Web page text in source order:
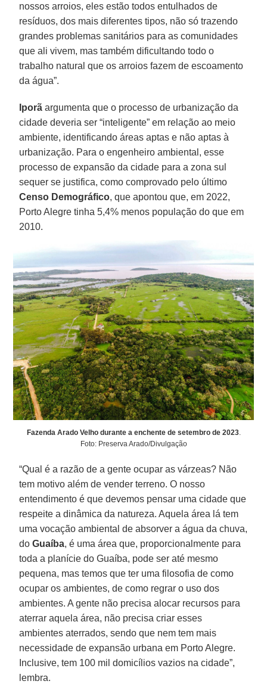
nossos arroios, eles estão todos entulhados de
resíduos, dos mais diferentes tipos, não só trazendo
grandes problemas sanitários para as comunidades
que ali vivem, mas também dificultando todo o
trabalho natural que os arroios fazem de escoamento
da água”.
Iporã argumenta que o processo de urbanização da
cidade deveria ser “inteligente” em relação ao meio
ambiente, identificando áreas aptas e não aptas à
urbanização. Para o engenheiro ambiental, esse
processo de expansão da cidade para a zona sul
sequer se justifica, como comprovado pelo último
Censo Demográfico, que apontou que, em 2022,
Porto Alegre tinha 5,4% menos população do que em
2010.
Fazenda Arado Velho durante a enchente de setembro de 2023.
Foto: Preserva Arado/Divulgação
“Qual é a razão de a gente ocupar as várzeas? Não
tem motivo além de vender terreno. O nosso
entendimento é que devemos pensar uma cidade que
respeite a dinâmica da natureza. Aquela área lá tem
uma vocação ambiental de absorver a água da chuva,
doGuaíba, é uma área que, proporcionalmente para
toda a planície do Guaíba, pode ser até mesmo
pequena, mas temos que ter uma filosofia de como
ocupar os ambientes, de como regrar o uso dos
ambientes. A gente não precisa alocar recursos para
aterrar aquela área, não precisa criar esses
ambientes aterrados, sendo que nem tem mais
necessidade de expansão urbana em Porto Alegre.
Inclusive, tem 100 mil domicílios vazios na cidade”,
lembra.